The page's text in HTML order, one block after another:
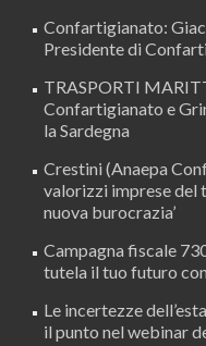
Confartigianato:
Presidente di
TRASPORTI
Confartigianato e
la Sardegna
Crestini (Anaepa
valorizzi imprese del
nuova burocrazia’
Campagna fiscale
tutela il tuo futuro
Le incertezze
il punto nel webinar